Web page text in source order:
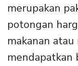
merupakan
potongan
makanan
mendapatkan